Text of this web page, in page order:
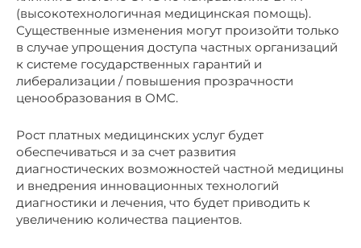
(высокотехнологичная медицинская помощь).
Существенные изменения могут произойти только
в случае упрощения доступа частных организаций
к системе государственных гарантий и
либерализации / повышения прозрачности
ценообразования в ОМС.
Рост платных медицинских услуг будет
обеспечиваться и за счет развития
диагностических возможностей частной медицины
и внедрения инновационных технологий
диагностики и лечения, что будет приводить к
увеличению количества пациентов.